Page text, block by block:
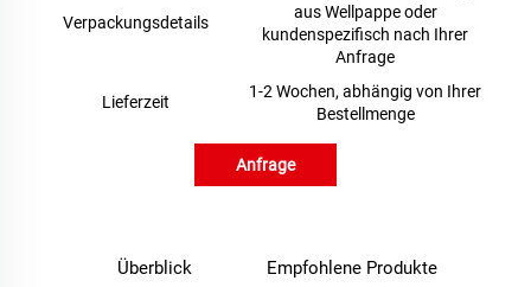
Verpackungsdetails
aus Wellpappe oder
kundenspezifisch nach Ihrer
Anfrage
Lieferzeit
1-2 Wochen, abhängig von Ihrer
Bestellmenge
Anfrage
Überblick Empfohlene Produkte